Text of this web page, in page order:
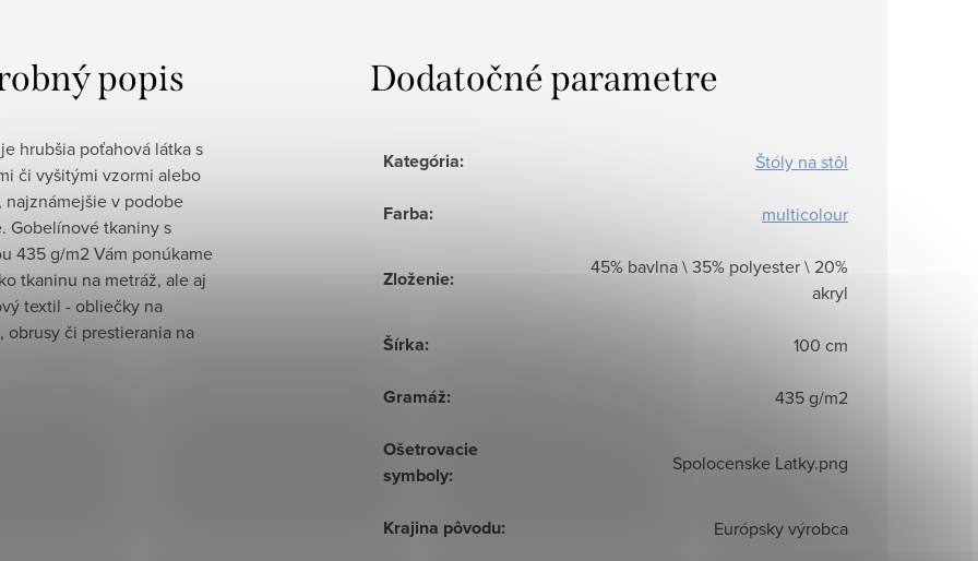
popis
hrubšia poťahová látka s
či vyšitými vzormi alebo
najznámejšie v podobe
Gobelínové tkaniny s
435 g/m2 Vám ponúkame
tkaninu na metráž, ale aj
textil - obliečky na
obrusy či prestierania na
Dodatočné parametre
Kategória: Štóly na stôl
Farba: multicolour
Zloženie:
45% bavlna \ 35% polyester \ 20%
akryl
Šírka: 100 cm
Gramáž: 435 g/m2
Ošetrovacie
symboly: Spolocenske Latky.png
Krajina pôvodu: Európsky výrobca